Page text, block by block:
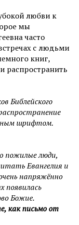
любви к
мы
часто
с людьми
книг,
распространить
Библейского
шрифтом.
пожилые люди,
Евангелия и
напряжённо
появилась
Божие.
как письмо от